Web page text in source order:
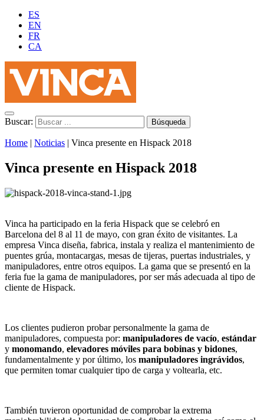
ES
EN
FR
CA
Buscar:
Home | Noticias | Vinca presente en Hispack 2018
Vinca presente en Hispack 2018
Vinca ha participado en la feria Hispack que se celebró en
Barcelona del 8 al 11 de mayo, con gran éxito de visitantes. La
empresa Vinca diseña, fabrica, instala y realiza el mantenimiento de
puentes grúa, montacargas, mesas de tijeras, puertas industriales, y
manipuladores, entre otros equipos. La gama que se presentó en la
feria fue la gama de manipuladores, por ser más adecuada al tipo de
cliente de Hispack.
Los clientes pudieron probar personalmente la gama de
manipuladores, compuesta por: manipuladores de vacío, estándar
y monomando, elevadores móviles para bobinas y bidones,
fundamentalmente y por último, los manipuladores ingrávidos,
que permiten tomar cualquier tipo de carga y voltearla, etc.
También tuvieron oportunidad de comprobar la extrema